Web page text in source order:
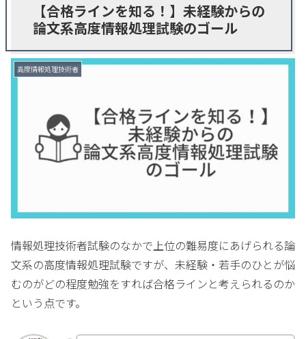
【合格ラインを知る！】未経験からの
論文系高度情報処理試験のゴール
高度情報処理技術者
情報処理技術者試験のなかで上位の難易度にあげられる論
文系の高度情報処理試験ですが、未経験・若手のひとが悩
むのがどの程度勉強をすれば合格ラインと考えられるのか
という点です。